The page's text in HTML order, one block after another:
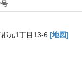
元1丁目13-6 [地図]